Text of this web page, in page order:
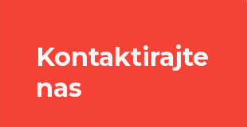
Kontaktirajte
nas